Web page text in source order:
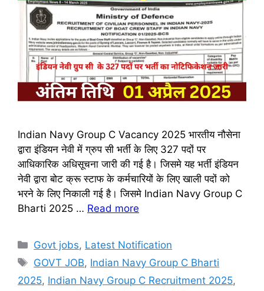
Indian Navy Group C Vacancy 2025 भारतीय नौसेना
द्वारा इंडियन नेवी में ग्रुप सी भर्ती के लिए 327 पदों पर
आधिकारिक अधिसूचना जारी की गई है। जिसमे यह भर्ती इंडियन
नेवी द्वारा बोट क्रू स्टाफ के कर्मचारियों के लिए खाली पदों को
भरने के लिए निकाली गई है। जिसमे Indian Navy Group C
Bharti 2025 … Read more
Categories
Govt jobs, Latest Notification
Tags
GOVT JOB, Indian Navy Group C Bharti
2025, Indian Navy Group C Recruitment 2025,